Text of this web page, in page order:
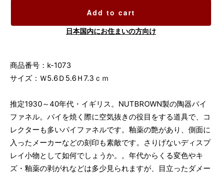
Add to cart
日本国内にお住まいの方向け
商品番号：k-1073
サイズ：Ｗ5.6Ｄ5.6Ｈ7.3ｃｍ
推定1930～40年代・イギリス。NUTBROWN製の陶器パイ
ファネル。パイを焼く際に空気抜きの役目をする道具で、コ
レクターも多いパイファネルです。釉薬の艶があり、側面に
入ったメーカーなどの刻印も素敵です。さりげないディスプ
レイ小物として如何でしょうか。。年代からくる変色やキ
ズ・釉薬の剥がれなどは多少見られますが、目立ったダメー